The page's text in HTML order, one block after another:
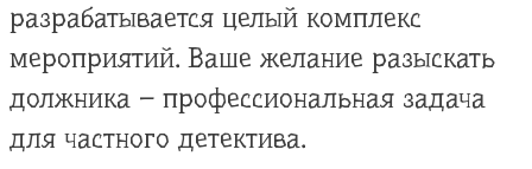
разрабатывается целый комплекс
мероприятий. Ваше желание разыскать
должника – профессиональная задача
для частного детектива.